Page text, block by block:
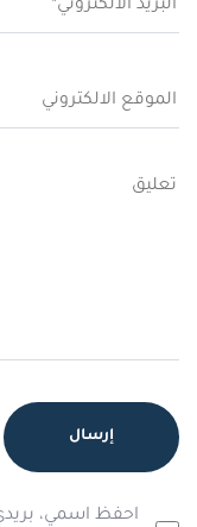
احفظ اسمي، بريدي